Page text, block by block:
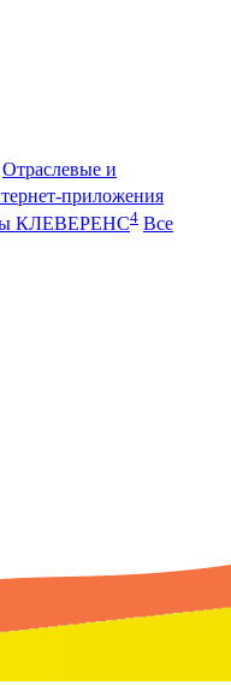
Отраслевые и
приложения
КЛЕВЕРЕНС4 Все